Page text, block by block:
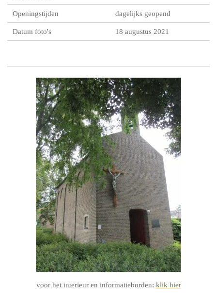
Openingstijden dagelijks geopend
Datum foto's 18 augustus 2021
voor het interieur en informatieborden: klik hier